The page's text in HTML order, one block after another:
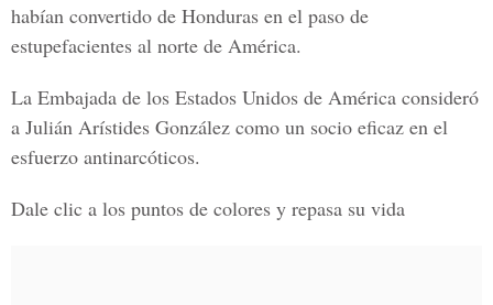
habían convertido de Honduras en el paso de
estupefacientes al norte de América.
La Embajada de los Estados Unidos de América consideró
a Julián Arístides González como un socio eficaz en el
esfuerzo antinarcóticos.
Dale clic a los puntos de colores y repasa su vida